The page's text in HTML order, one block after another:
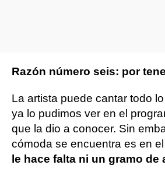
Razón número seis: por
La artista puede cantar todo
ya lo pudimos ver en el
que la dio a conocer. Sin
cómoda se encuentra es en
le hace falta ni un gramo de